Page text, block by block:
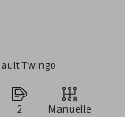
Twingo
2 Manuelle